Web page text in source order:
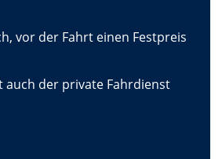
vor der Fahrt einen Festpreis
auch der private Fahrdienst